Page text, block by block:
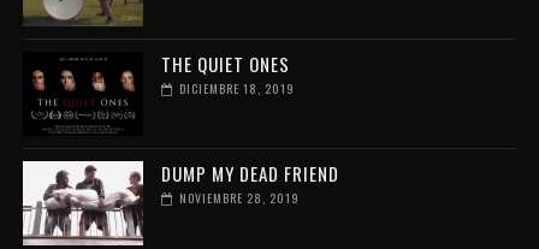
THE QUIET ONES
DICIEMBRE 18, 2019
DUMP MY DEAD FRIEND
NOVIEMBRE 28, 2019